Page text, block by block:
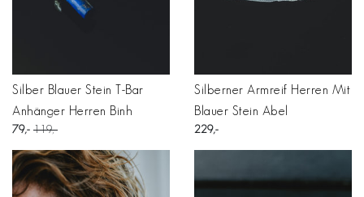
Silber Blauer Stein T-Bar
Anhänger Herren Binh
79 119
Silberner Armreif Herren Mit
Blauer Stein Abel
229